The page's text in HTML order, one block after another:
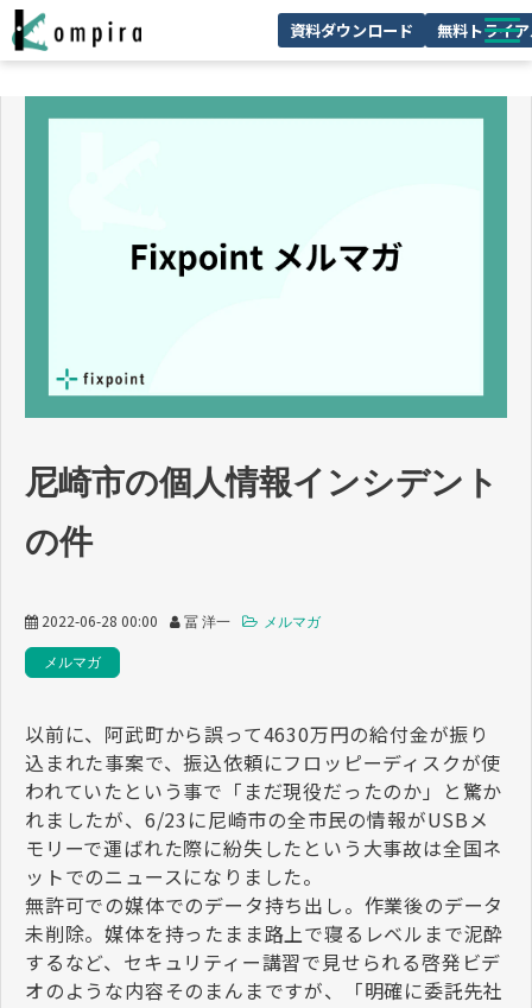
資料ダウンロード 無料トライ
技術情報
尼崎市の個人情報インシデント
の件
2022-06-28 00:00 冨 洋一 メルマガ
メルマガ
以前に、阿武町から誤って4630万円の給付金が振り
込まれた事案で、振込依頼にフロッピーディスクが使
われていたという事で「まだ現役だったのか」と驚か
れましたが、6/23に尼崎市の全市民の情報がUSBメ
モリーで運ばれた際に紛失したという大事故は全国ネ
ットでのニュースになりました。
無許可での媒体でのデータ持ち出し。作業後のデータ
未削除。媒体を持ったまま路上で寝るレベルまで泥酔
するなど、セキュリティー講習で見せられる啓発ビデ
オのような内容そのまんまですが、「明確に委託先社